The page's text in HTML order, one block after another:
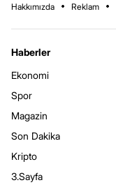
Hakkımızda Reklam
Haberler
Ekonomi
Spor
Magazin
Son Dakika
Kripto
3.Sayfa